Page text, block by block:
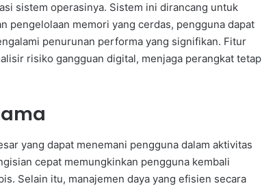
sistem operasinya. Sistem ini dirancang untuk
pengelolaan memori yang cerdas, pengguna dapat
penurunan performa yang signifikan. Fitur
risiko gangguan digital, menjaga perangkat tetap
yang dapat menemani pengguna dalam aktivitas
cepat memungkinkan pengguna kembali
Selain itu, manajemen daya yang efisien secara